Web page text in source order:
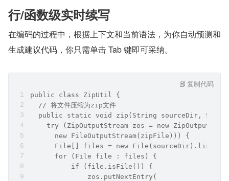
行/函数级实时续写
在编码的过程中，根据上下文和当前语法，为你自动预测和
生成建议代码，你只需单击 Tab 键即可采纳。
public class ZipUtil {
  // 将文件压缩为zip文件
public static void zip(String sourceDir,
try (ZipOutputStream zos = new
      new FileOutputStream(zipFile))) {
File[] files = new
      for (File file : files) {
          if (file.isFile()) {
              zos.putNextEntry(
复制代码